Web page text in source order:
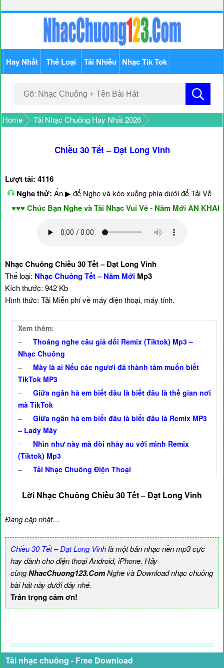
Hay Nhất Thể Loại Tải Nhiều Nhạc Tik Tok
Home Tải Nhạc Chuông Hay Nhất 2026
Chiều 30 Tết – Đạt Long Vinh
Lượt tải: 4116
Nghe thử: Ấn ▶ để Nghe và kéo xuống phía dưới để Tải Về
Chúc Bạn Nghe và Tải Nhạc Vui Vẻ - Năm Mới AN KHANG
Nhạc Chuông Chiều 30 Tết – Đạt Long Vinh
Thể loại: Nhạc Chuông Tết – Năm Mới Mp3
Kích thước: 942 Kb
Hình thức: Tải Miễn phí về máy điện thoại, máy tính.
Xem thêm:
–
Thoáng nghe câu giả dối Remix (Tiktok) Mp3 –
Nhạc Chuông
–
Mày là ai Nếu các ngươi đã thành tâm muốn biết
TikTok MP3
–
Giữa ngân hà em biết đâu là biết đâu là thế gian nơi
mà TikTok
–
Giữa ngân hà em biết đâu là biết đâu là Remix MP3
– Lady Mây
–
Nhìn như này mà đòi nhảy au với mình Remix
(Tiktok) Mp3
–
Tải Nhạc Chuông Điện Thoại
Lời Nhạc Chuông Chiều 30 Tết – Đạt Long Vinh
Đang cập nhật…
Chiều 30 Tết – Đạt Long Vinhlà một bản nhạc nền mp3 cực
hay dành cho điện thoại Android, iPhone. Hãy
cùngNhacChuong123.ComNghe và Download nhạc chuông
bài hát này dưới đây nhé.
Trân trọng cảm ơn!
Tải nhạc chuông - Free Download